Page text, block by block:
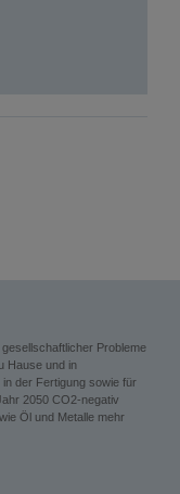
Probleme
Hause und in
der Fertigung sowie für
2050 CO2-negativ
Öl und Metalle mehr